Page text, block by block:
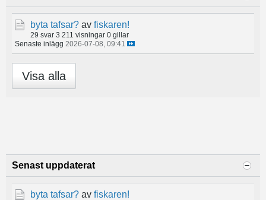
byta tafsar? av fiskaren!
29 svar 3 211 visningar 0 gillar
Senaste inlägg 2026-07-08, 09:41
Visa alla
Senast uppdaterat
byta tafsar? av fiskaren!